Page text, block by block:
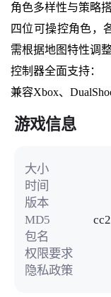
角色多样性与策略搭
四位可操控角色，
需根据地图特性调
控制器全面支持：
兼容Xbox、
游戏信息
大小
时间
版本
MD5
包名
权限要求
隐私政策